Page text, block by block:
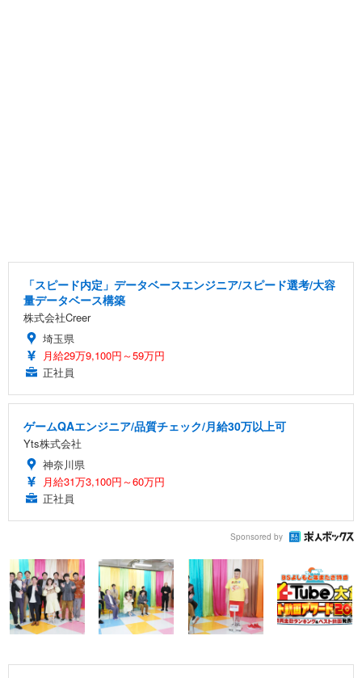
「スピード内定」データベースエンジニア/スピード選考/大容
量データベース構築
株式会社Creer
埼玉県
月給29万9,100円～59万円
正社員
ゲームQAエンジニア/品質チェック/月給30万以上可
Yts株式会社
神奈川県
月給31万3,100円～60万円
正社員
Sponsored by